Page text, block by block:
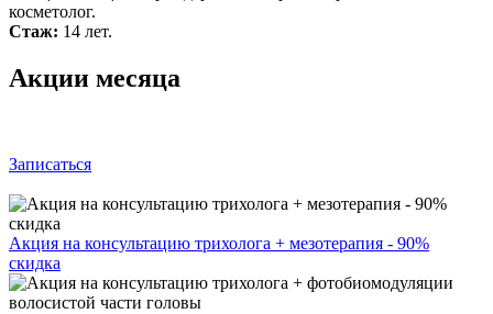
косметолог.
Стаж: 14 лет.
Акции месяца
Записаться
Акция на консультацию трихолога + мезотерапия - 90%
скидка